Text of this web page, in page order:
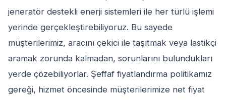
jeneratör destekli enerji sistemleri ile her türlü işlemi
yerinde gerçekleştirebiliyoruz. Bu sayede
müşterilerimiz, aracını çekici ile taşıtmak veya lastikçi
aramak zorunda kalmadan, sorunlarını bulundukları
yerde çözebiliyorlar. Şeffaf fiyatlandırma politikamız
gereği, hizmet öncesinde müşterilerimize net fiyat